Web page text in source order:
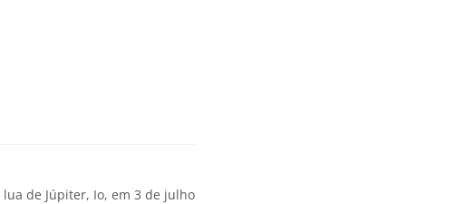
de Júpiter, Io, em 3 de julho